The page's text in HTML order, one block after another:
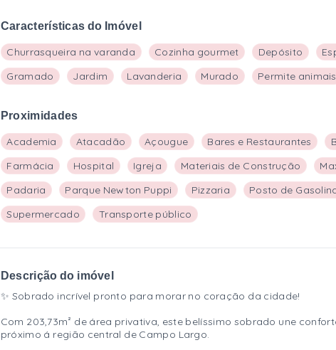
Características do Imóvel
Churrasqueira na varanda Cozinha gourmet Depósito
Gramado
Jardim Lavanderia Murado Permite animais
Proximidades
Academia Atacadão Açougue Bares e Restaurantes
Farmácia
Hospital Igreja Materiais de Construção
Padaria
Parque Newton Puppi Pizzaria
Posto de
Supermercado
Transporte público
Descrição do imóvel
✨ Sobrado incrível pronto para morar no coração da cidade!
Com 203,73m² de área privativa, este belíssimo sobrado une
próximo á região central de Campo Largo.